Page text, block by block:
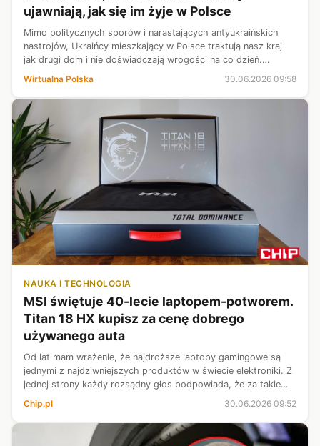
ujawniają, jak się im żyje w Polsce
Mimo politycznych sporów i narastających antyukraińskich
nastrojów, Ukraińcy mieszkający w Polsce traktują nasz kraj
jak drugi dom i nie doświadczają wrogości na co dzień.
Powiedzieli, jak im się żyje w naszym kraju.
Wirtualna Polska 30.06.2026 09:58
NAUKA I TECHNOLOGIA
MSI świętuje 40-lecie laptopem-potworem.
Titan 18 HX kupisz za cenę dobrego
używanego auta
Od lat mam wrażenie, że najdroższe laptopy gamingowe są
jednymi z najdziwniejszych produktów w świecie elektroniki. Z
jednej strony każdy rozsądny głos podpowiada, że za takie
dobry monitor i jesz...
Chip.pl 30.06.2026 09:52